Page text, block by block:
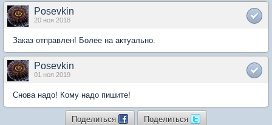
Posevkin
20 ноя 2018
Заказ отправлен! Более на актуально.
Posevkin
01 ноя 2019
Снова надо! Кому надо пишите!
Поделиться Поделиться